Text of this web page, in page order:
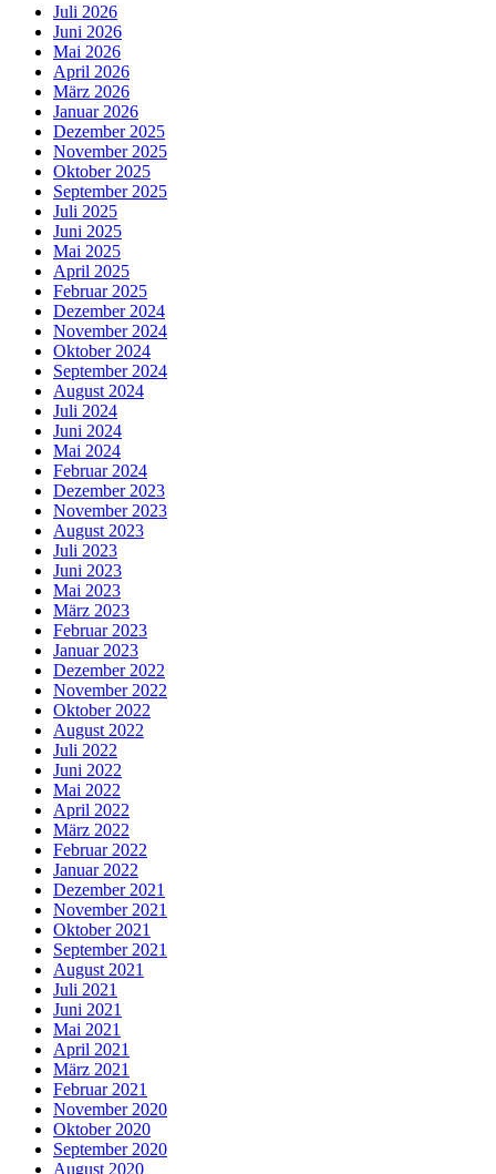
Juli 2026
Juni 2026
Mai 2026
April 2026
März 2026
Januar 2026
Dezember 2025
November 2025
Oktober 2025
September 2025
Juli 2025
Juni 2025
Mai 2025
April 2025
Februar 2025
Dezember 2024
November 2024
Oktober 2024
September 2024
August 2024
Juli 2024
Juni 2024
Mai 2024
Februar 2024
Dezember 2023
November 2023
August 2023
Juli 2023
Juni 2023
Mai 2023
März 2023
Februar 2023
Januar 2023
Dezember 2022
November 2022
Oktober 2022
August 2022
Juli 2022
Juni 2022
Mai 2022
April 2022
März 2022
Februar 2022
Januar 2022
Dezember 2021
November 2021
Oktober 2021
September 2021
August 2021
Juli 2021
Juni 2021
Mai 2021
April 2021
März 2021
Februar 2021
November 2020
Oktober 2020
September 2020
August 2020